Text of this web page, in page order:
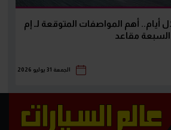
أيام.. أهم المواصفات المتوقعة لـ إم
الجمعة 31 يوليو 2026